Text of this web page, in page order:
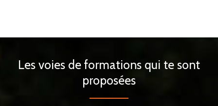
Les voies de formations qui te sont
proposées